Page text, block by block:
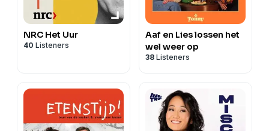
NRC Het Uur
40 Listeners
Aaf en Lies lossen het
wel weer op
38 Listeners